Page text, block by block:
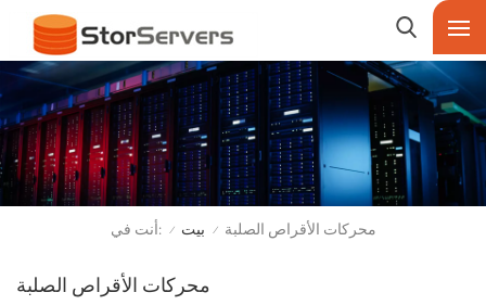
أنت في: / بيت / محركات الأقراص الصلبة
محركات الأقراص الصلبة